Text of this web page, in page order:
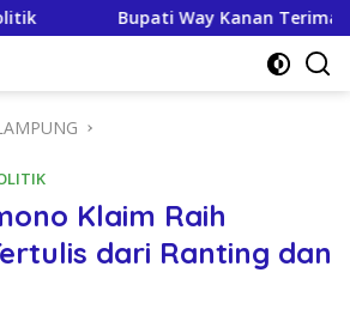
Bupati Way Kanan Terima
Klaim Raih
dari Ranting dan